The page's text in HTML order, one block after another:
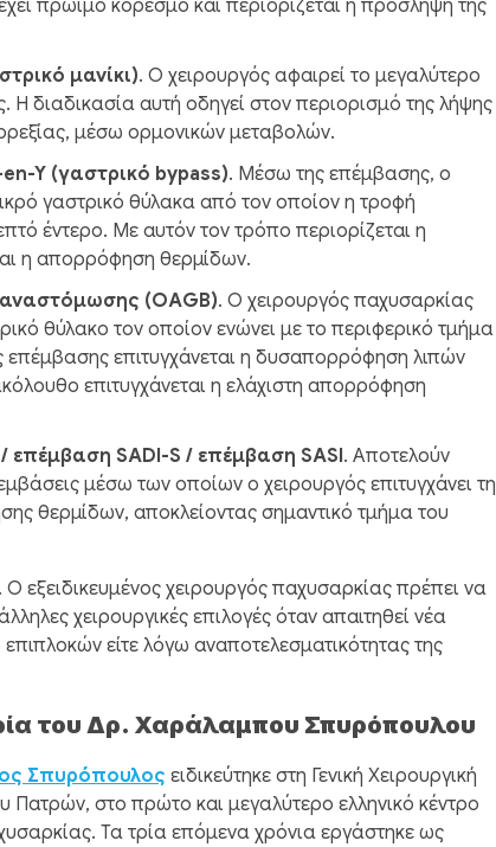
πρώιμο κορεσμό και περιορίζεται η πρόσληψη της
μανίκι). Ο χειρουργός αφαιρεί το μεγαλύτερο
διαδικασία αυτή οδηγεί στον περιορισμό της λήψης
μέσω ορμονικών μεταβολών.
en-Y (γαστρικό bypass). Μέσω της επέμβασης, ο
γαστρικό θύλακα από τον οποίον η τροφή
έντερο. Με αυτόν τον τρόπο περιορίζεται η
η απορρόφηση θερμίδων.
(OAGB). Ο χειρουργός παχυσαρκίας
θύλακο τον οποίον ενώνει με το περιφερικό τμήμα
επιτυγχάνεται η δυσαπορρόφηση λιπών
επιτυγχάνεται η ελάχιστη απορρόφηση
επέμβαση SADI-S / επέμβαση SASI. Αποτελούν
μέσω των οποίων ο χειρουργός επιτυγχάνει τη
θερμίδων, αποκλείοντας σημαντικό τμήμα του
. Ο εξειδικευμένος χειρουργός παχυσαρκίας πρέπει να
χειρουργικές επιλογές όταν απαιτηθεί νέα
είτε λόγω αναποτελεσματικότητας της
του Δρ. Χαράλαμπου Σπυρόπουλου
Σπυρόπουλος ειδικεύτηκε στη Γενική Χειρουργική
Πατρών, στο πρώτο και μεγαλύτερο ελληνικό κέντρο
Τα τρία επόμενα χρόνια εργάστηκε ως